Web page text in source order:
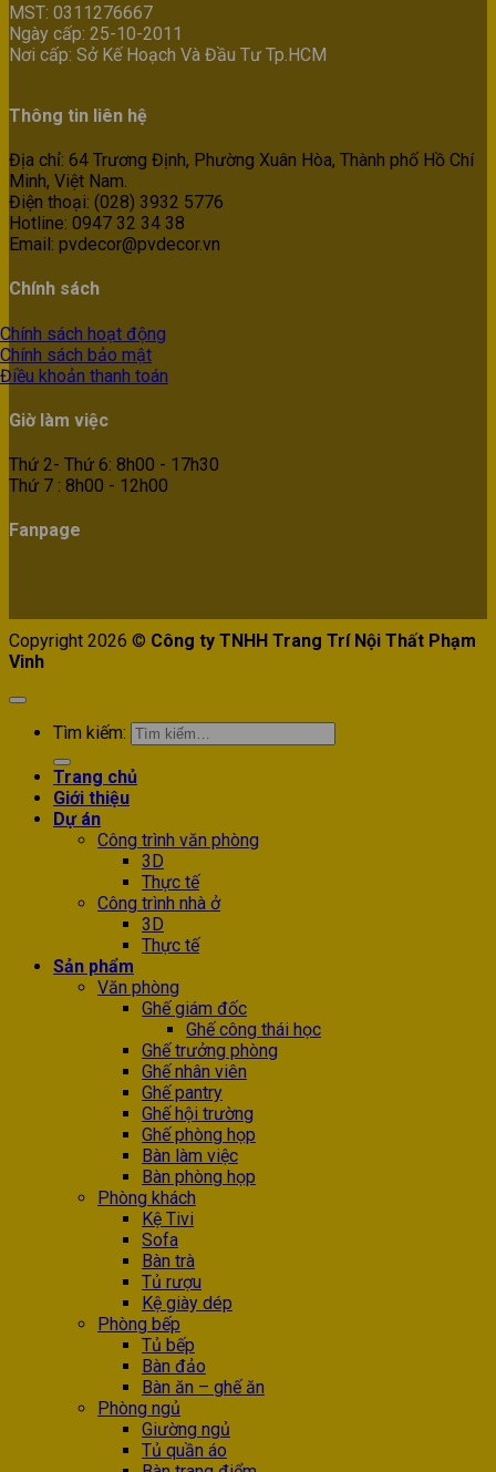
MST: 0311276667
Ngày cấp: 25-10-2011
Nơi cấp: Sở Kế Hoạch Và Đầu Tư Tp.HCM
Thông tin liên hệ
Địa chỉ: 64 Trương Định, Phường Xuân Hòa, Thành phố Hồ Chí
Minh, Việt Nam.
Điện thoại: (028) 3932 5776
Hotline: 0947 32 34 38
Email: pvdecor@pvdecor.vn
Chính sách
Chính sách hoạt động
Chính sách bảo mật
Điều khoản thanh toán
Giờ làm việc
Thứ 2- Thứ 6: 8h00 - 17h30
Thứ 7 : 8h00 - 12h00
Fanpage
Copyright 2026 © Công ty TNHH Trang Trí Nội Thất Phạm
Vinh
Tìm kiếm:
Trang chủ
Giới thiệu
Dự án
Công trình văn phòng
3D
Thực tế
Công trình nhà ở
3D
Thực tế
Sản phẩm
Văn phòng
Ghế giám đốc
Ghế công thái học
Ghế trưởng phòng
Ghế nhân viên
Ghế pantry
Ghế hội trường
Ghế phòng họp
Bàn làm việc
Bàn phòng họp
Phòng khách
Kệ Tivi
Sofa
Bàn trà
Tủ rượu
Kệ giày dép
Phòng bếp
Tủ bếp
Bàn đảo
Bàn ăn – ghế ăn
Phòng ngủ
Giường ngủ
Tủ quần áo